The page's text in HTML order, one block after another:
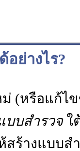
อย่างไร?
ม่ (หรือแก้
บบสำรวจใ
ร้างแบบส